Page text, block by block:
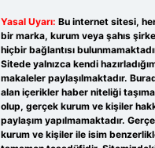
Yasal Uyarı: Bu internet sitesi,
bir marka, kurum veya şahıs
hiçbir bağlantısı
Sitede yalnızca kendi
makaleler paylaşılmaktadır.
alan içerikler haber niteliği
olup, gerçek kurum ve kişiler
paylaşım yapılmamaktadır.
kurum ve kişiler ile isim